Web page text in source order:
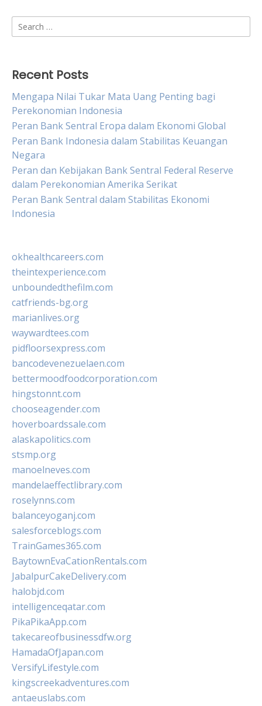
Search
for:
Recent Posts
Mengapa Nilai Tukar Mata Uang Penting bagi
Perekonomian Indonesia
Peran Bank Sentral Eropa dalam Ekonomi Global
Peran Bank Indonesia dalam Stabilitas Keuangan
Negara
Peran dan Kebijakan Bank Sentral Federal Reserve
dalam Perekonomian Amerika Serikat
Peran Bank Sentral dalam Stabilitas Ekonomi
Indonesia
okhealthcareers.com
theintexperience.com
unboundedthefilm.com
catfriends-bg.org
marianlives.org
waywardtees.com
pidfloorsexpress.com
bancodevenezuelaen.com
bettermoodfoodcorporation.com
hingstonnt.com
chooseagender.com
hoverboardssale.com
alaskapolitics.com
stsmp.org
manoelneves.com
mandelaeffectlibrary.com
roselynns.com
balanceyoganj.com
salesforceblogs.com
TrainGames365.com
BaytownEvaCationRentals.com
JabalpurCakeDelivery.com
halobjd.com
intelligenceqatar.com
PikaPikaApp.com
takecareofbusinessdfw.org
HamadaOfJapan.com
VersifyLifestyle.com
kingscreekadventures.com
antaeuslabs.com